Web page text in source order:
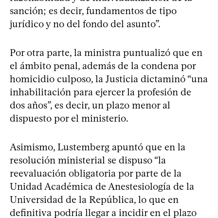
sanción; es decir, fundamentos de tipo
jurídico y no del fondo del asunto”.
Por otra parte, la ministra puntualizó que en
el ámbito penal, además de la condena por
homicidio culposo, la Justicia dictaminó “una
inhabilitación para ejercer la profesión de
dos años”, es decir, un plazo menor al
dispuesto por el ministerio.
Asimismo, Lustemberg apuntó que en la
resolución ministerial se dispuso “la
reevaluación obligatoria por parte de la
Unidad Académica de Anestesiología de la
Universidad de la República, lo que en
definitiva podría llegar a incidir en el plazo